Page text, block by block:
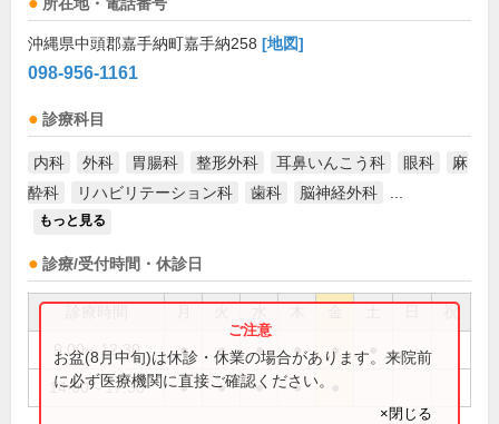
所在地・電話番号
沖縄県中頭郡嘉手納町嘉手納258 [地図]
098-956-1161
診療科目
内科 外科 胃腸科 整形外科 耳鼻いんこう科 眼科
麻
酔科
リハビリテーション科 歯科 脳神経外科
もっと見る
診療/受付時間・休診日
祝
9:00～12:30 ● ● ● ● ●
14:00～17:30 ● ● ● ●
お盆(8月中旬)は休診・休業の場合があります。来院前
に必ず医療機関に直接ご確認ください。
×閉じる